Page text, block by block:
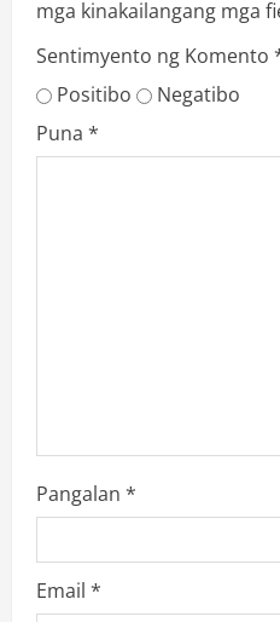
mga kinakailangang mga
Sentimyento ng Komento
Positibo
Negatibo
Puna *
Pangalan *
Email *